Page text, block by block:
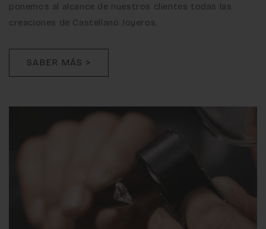
ponemos al alcance de nuestros clientes todas las
creaciones de Castellano Joyeros.
SABER MÁS >